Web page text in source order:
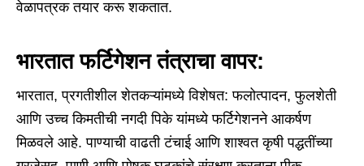
वेळापत्रक तयार करू शकतात.
भारतात फर्टिगेशन तंत्राचा वापर:
भारतात, प्रगतीशील शेतकऱ्यांमध्ये विशेषत: फलोत्पादन, फुलशेती
आणि उच्च किमतीची नगदी पिके यांमध्ये फर्टिगेशनने आकर्षण
मिळवले आहे. पाण्याची वाढती टंचाई आणि शाश्वत कृषी पद्धतींच्या